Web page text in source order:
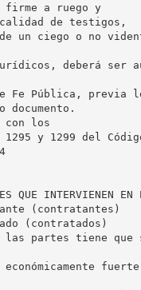
firme a ruego y
de testigos,
un ciego o no
deberá ser
Fe Pública, previa
documento.
con los
y 1299 del
QUE INTERVIENEN EN
(contratantes)
(contratados)
las partes tiene que
económicamente